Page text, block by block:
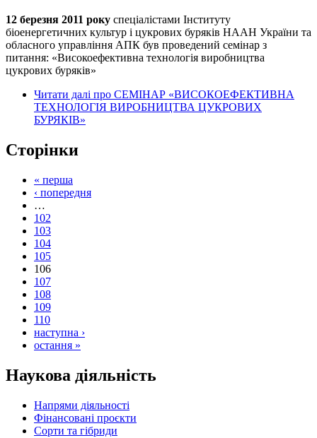
12 березня 2011 року спеціалістами Інституту
біоенергетичних культур і цукрових буряків НААН України та
обласного управління АПК був проведений семінар з
питання: «Високоефективна технологія виробництва
цукрових буряків»
Читати далі про СЕМІНАР «ВИСОКОЕФЕКТИВНА
ТЕХНОЛОГІЯ ВИРОБНИЦТВА ЦУКРОВИХ
БУРЯКІВ»
Сторінки
« перша
‹ попередня
…
102
103
104
105
106
107
108
109
110
наступна ›
остання »
Наукова діяльність
Напрями діяльності
Фінансовані проєкти
Сорти та гібриди